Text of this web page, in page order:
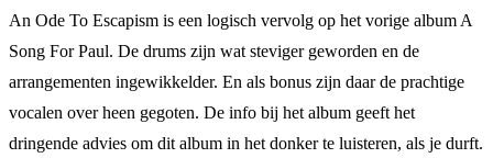
An Ode To Escapism is een logisch vervolg op het vorige album A
Song For Paul. De drums zijn wat steviger geworden en de
arrangementen ingewikkelder. En als bonus zijn daar de prachtige
vocalen over heen gegoten. De info bij het album geeft het
dringende advies om dit album in het donker te luisteren, als je durft.